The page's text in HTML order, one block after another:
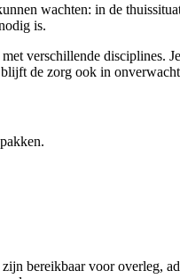
wachten: in de
is.
verschillende disciplines.
de zorg ook in
bereikbaar voor overleg,